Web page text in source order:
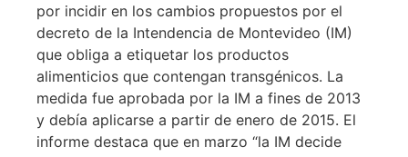
por incidir en los cambios propuestos por el
decreto de la Intendencia de Montevideo (IM)
que obliga a etiquetar los productos
alimenticios que contengan transgénicos. La
medida fue aprobada por la IM a fines de 2013
y debía aplicarse a partir de enero de 2015. El
informe destaca que en marzo “la IM decide